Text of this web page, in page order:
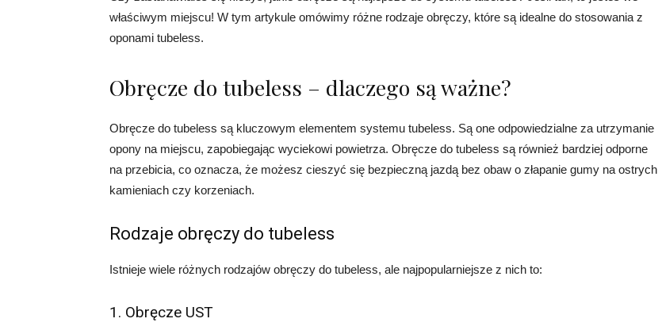
właściwym miejscu! W tym artykule omówimy różne rodzaje obręczy, które są idealne do stosowania z
oponami tubeless.
Obręcze do tubeless – dlaczego są ważne?
Obręcze do tubeless są kluczowym elementem systemu tubeless. Są one odpowiedzialne za utrzymanie
opony na miejscu, zapobiegając wyciekowi powietrza. Obręcze do tubeless są również bardziej odporne
na przebicia, co oznacza, że ​​możesz cieszyć się bezpieczną jazdą bez obaw o złapanie gumy na ostrych
kamieniach czy korzeniach.
Rodzaje obręczy do tubeless
Istnieje wiele różnych rodzajów obręczy do tubeless, ale najpopularniejsze z nich to:
1. Obręcze UST